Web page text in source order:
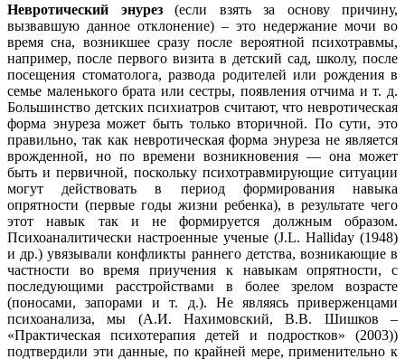
Невротический энурез(если взять за основу причину,
вызвавшую данное отклонение) – это недержание мочи во
время сна, возникшее сразу после вероятной психотравмы,
например, после первого визита в детский сад, школу, после
посещения стоматолога, развода родителей или рождения в
семье маленького брата или сестры, появления отчима и т. д.
Большинство детских психиатров считают, что невротическая
форма энуреза может быть только вторичной. По сути, это
правильно, так как невротическая форма энуреза не является
врожденной, но по времени возникновения — она может
быть и первичной, поскольку психотравмирующие ситуации
могут действовать в период формирования навыка
опрятности (первые годы жизни ребенка), в результате чего
этот навык так и не формируется должным образом.
Психоаналитически настроенные ученые (J.L. Halliday (1948)
и др.) увязывали конфликты раннего детства, возникающие в
частности во время приучения к навыкам опрятности, с
последующими расстройствами в более зрелом возрасте
(поносами, запорами и т. д.). Не являясь приверженцами
психоанализа, мы (А.И. Нахимовский, В.В. Шишков –
«Практическая психотерапия детей и подростков» (2003))
подтвердили эти данные, по крайней мере, применительно к